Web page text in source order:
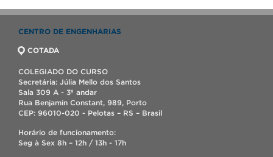
CENTRO DE ENGENHARIAS
COTADA
COLEGIADO DO CURSO
Secretária: Júlia Mello dos Santos
Sala 309 A - 3º andar
Rua Benjamin Constant, 989, Porto
CEP: 96010-020 - Pelotas – RS – Brasil
Horário de funcionamento:
Seg à Sex 8h – 12h / 13h - 17h